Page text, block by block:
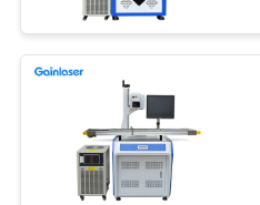
GIRO
DELLA
FABBRICA
CONTROLLO